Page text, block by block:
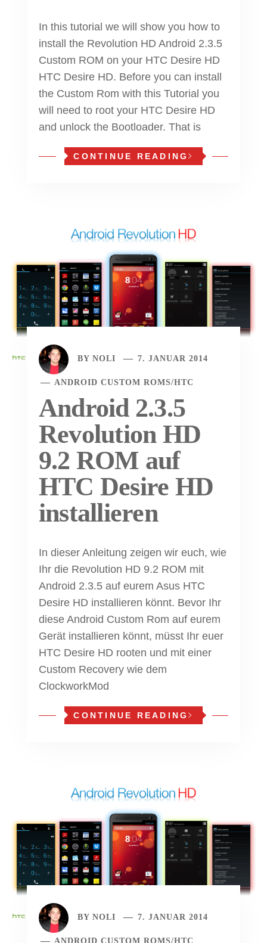
In this tutorial we will show you how to
install the Revolution HD Android 2.3.5
Custom ROM on your HTC Desire HD
HTC Desire HD. Before you can install
the Custom Rom with this Tutorial you
will need to root your HTC Desire HD
and unlock the Bootloader. That is
CONTINUE READING
BY NOLI 7. JANUAR 2014
ANDROID CUSTOM ROMS/HTC
Android 2.3.5
Revolution HD
9.2 ROM auf
HTC Desire HD
installieren
In dieser Anleitung zeigen wir euch, wie
Ihr die Revolution HD 9.2 ROM mit
Android 2.3.5 auf eurem Asus HTC
Desire HD installieren könnt. Bevor Ihr
diese Android Custom Rom auf eurem
Gerät installieren könnt, müsst Ihr euer
HTC Desire HD rooten und mit einer
Custom Recovery wie dem
ClockworkMod
CONTINUE READING
BY NOLI 7. JANUAR 2014
ANDROID CUSTOM ROMS/HTC